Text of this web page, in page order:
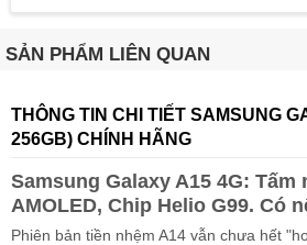
SẢN PHẨM LIÊN QUAN
THÔNG TIN CHI TIẾT SAMSUNG
256GB) CHÍNH HÃNG
Samsung Galaxy A15 4G: Tấm
AMOLED, Chip Helio G99. Có
Phiên bản tiền nhệm A14 vẫn chưa hết